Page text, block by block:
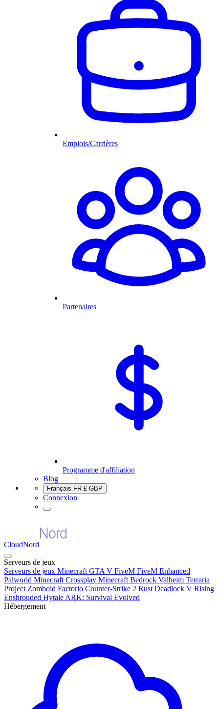
Emplois/Carrières
Partenaires
Programme d'affiliation
Blog
Français FR £ GBP
Connexion
CloudNord
Serveurs de jeux
Serveurs de jeux Minecraft GTA V FiveM FiveM Enhanced
Palworld Minecraft Crossplay Minecraft Bedrock Valheim Terraria
Project Zomboid Factorio Counter-Strike 2 Rust Deadlock V Rising
Enshrouded Hytale ARK: Survival Evolved
Hébergement